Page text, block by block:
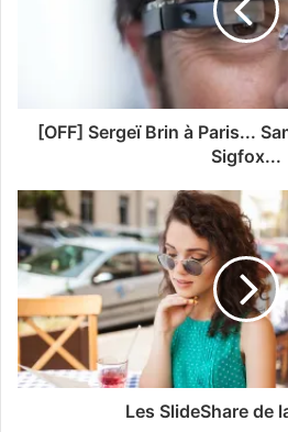
[OFF] Sergeï Brin à Paris...
Sigfox...
Les SlideShare de